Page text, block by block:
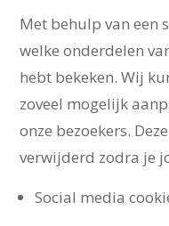
Met behulp van een
welke onderdelen
hebt bekeken. Wij
zoveel mogelijk
onze bezoekers.
verwijderd zodra je
Social media